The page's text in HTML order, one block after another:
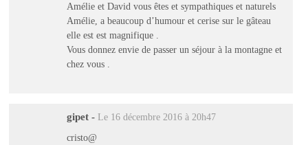
Amélie et David vous êtes et sympathiques et naturels
Amélie, a beaucoup d’humour et cerise sur le gâteau
elle est est magnifique .
Vous donnez envie de passer un séjour à la montagne et
chez vous .
gipet - Le 16 décembre 2016 à 20h47
cristo@